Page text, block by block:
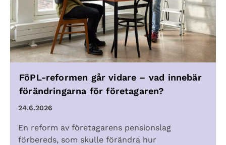
FöPL-reformen går vidare – vad innebär
förändringarna för företagaren?
24.6.2026
En reform av företagarens pensionslag
förbereds, som skulle förändra hur